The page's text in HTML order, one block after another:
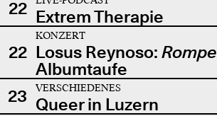
22 Extrem Therapie
22
KONZERT
Losus Reynoso:
Albumtaufe
23
VERSCHIEDENES
Queer in Luzern